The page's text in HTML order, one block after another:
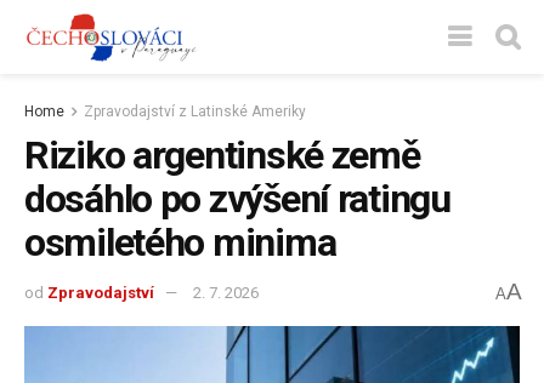
Home Zpravodajství z Latinské Ameriky
Riziko argentinské země
dosáhlo po zvýšení ratingu
osmiletého minima
od Zpravodajství 2. 7. 2026 AA